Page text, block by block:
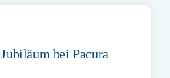
bei Pacura